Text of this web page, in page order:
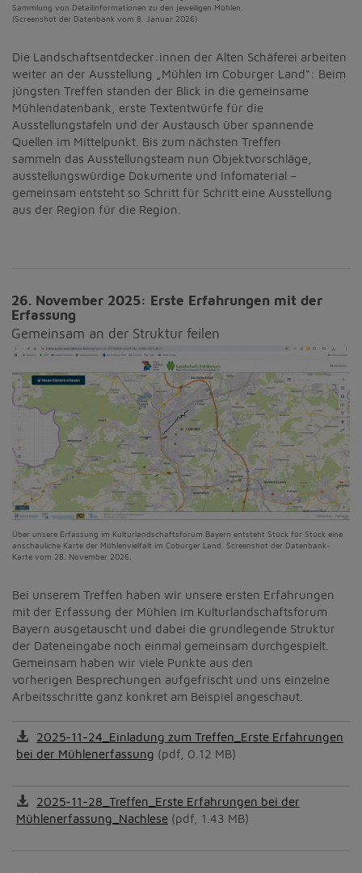
Sammlung von Detailinformationen zu den jeweiligen Mühlen.
(Screenshot der Datenbank vom 8. Januar 2026)
Die Landschaftsentdecker:innen der Alten Schäferei arbeiten
weiter an der Ausstellung „Mühlen im Coburger Land“: Beim
jüngsten Treffen standen der Blick in die gemeinsame
Mühlendatenbank, erste Textentwürfe für die
Ausstellungstafeln und der Austausch über spannende
Quellen im Mittelpunkt. Bis zum nächsten Treffen
sammeln das Ausstellungsteam nun Objektvorschläge,
ausstellungswürdige Dokumente und Infomaterial –
gemeinsam entsteht so Schritt für Schritt eine Ausstellung
aus der Region für die Region.
26. November 2025: Erste Erfahrungen mit der
Erfassung
Gemeinsam an der Struktur feilen
Über unsere Erfassung im Kulturlandschaftsforum Bayern entsteht Stück für Stück eine
anschauliche Karte der Mühlenvielfalt im Coburger Land. Screenshot der Datenbank-
Karte vom 28. November 2026.
Bei unserem Treffen haben wir unsere ersten Erfahrungen
mit der Erfassung der Mühlen im Kulturlandschaftsforum
Bayern ausgetauscht und dabei die grundlegende Struktur
der Dateneingabe noch einmal gemeinsam durchgespielt.
Gemeinsam haben wir viele Punkte aus den
vorherigen Besprechungen aufgefrischt und uns einzelne
Arbeitsschritte ganz konkret am Beispiel angeschaut.
2025-11-24_Einladung zum Treffen_Erste Erfahrungen
bei der Mühlenerfassung (pdf, 0.12 MB)
2025-11-28_Treffen_Erste Erfahrungen bei der
Mühlenerfassung_Nachlese (pdf, 1.43 MB)